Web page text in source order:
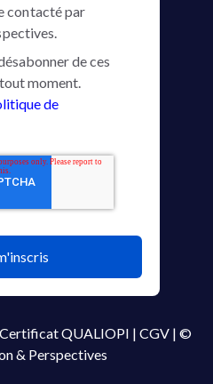
contacté par
de ces
moment.
de
Certificat QUALIOPI | CGV | ©
& Perspectives